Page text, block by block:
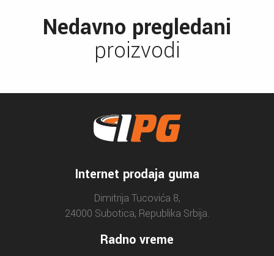
Nedavno pregledani
proizvodi
Internet prodaja guma
Dimitrija Tucovića 8,
24000 Subotica, Republika Srbija.
Radno vreme